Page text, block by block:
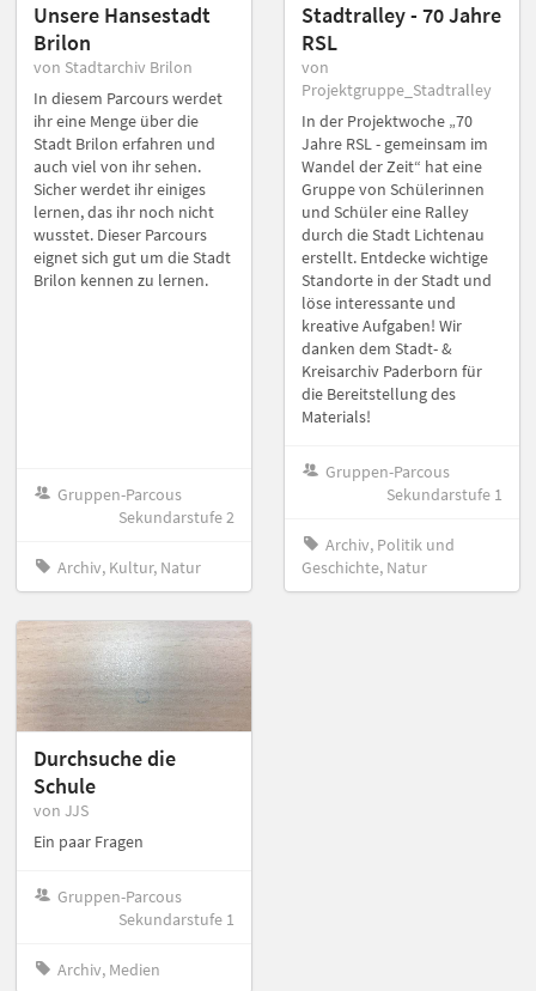
Unsere Hansestadt
Brilon
von Stadtarchiv Brilon
In diesem Parcours werdet
ihr eine Menge über die
Stadt Brilon erfahren und
auch viel von ihr sehen.
Sicher werdet ihr einiges
lernen, das ihr noch nicht
wusstet. Dieser Parcours
eignet sich gut um die Stadt
Brilon kennen zu lernen.
Gruppen-Parcous
Sekundarstufe 2
Archiv, Kultur, Natur
Stadtralley - 70 Jahre
RSL
von
Projektgruppe_Stadtralley
In der Projektwoche „70
Jahre RSL - gemeinsam im
Wandel der Zeit“ hat eine
Gruppe von Schülerinnen
und Schüler eine Ralley
durch die Stadt Lichtenau
erstellt. Entdecke wichtige
Standorte in der Stadt und
löse interessante und
kreative Aufgaben! Wir
danken dem Stadt- &
Kreisarchiv Paderborn für
die Bereitstellung des
Materials!
Gruppen-Parcous
Sekundarstufe 1
Archiv, Politik und
Geschichte, Natur
Durchsuche die
Schule
von JJS
Ein paar Fragen
Gruppen-Parcous
Sekundarstufe 1
Archiv, Medien